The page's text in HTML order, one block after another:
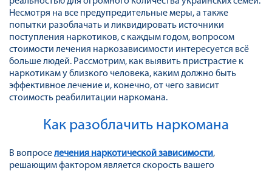
Несмотря на все предупредительные меры, а также
попытки разоблачать и ликвидировать источники
поступления наркотиков, с каждым годом, вопросом
стоимости лечения наркозависимости интересуется всё
больше людей. Рассмотрим, как выявить пристрастие к
наркотикам у близкого человека, каким должно быть
эффективное лечение и, конечно, от чего зависит
стоимость реабилитации наркомана.
Как разоблачить наркомана
В вопроселечения наркотической зависимости,
решающим фактором является скорость вашего